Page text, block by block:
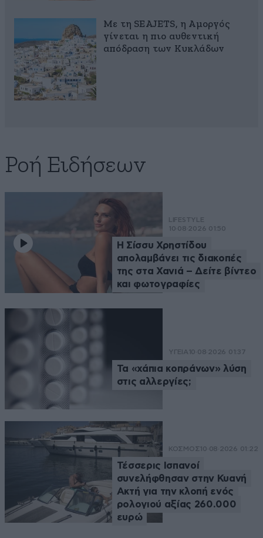
Με τη SEAJETS, η Αμοργός
γίνεται η πιο αυθεντική
απόδραση των Κυκλάδων
Ροή Ειδήσεων
LIFESTYLE
10·08·2026 01:50
Η Σίσσυ Χρηστίδου
απολαμβάνει τις διακοπές
της στα Χανιά – Δείτε βίντεο
και φωτογραφίες
ΥΓΕΙΑ 10·08·2026 01:37
Τα «χάπια κοπράνων» λύση
στις αλλεργίες;
ΚΟΣΜΟΣ 10·08·2026 01:22
Τέσσερις Ισπανοί
συνελήφθησαν στην Κυανή
Ακτή για την κλοπή ενός
ρολογιού αξίας 260.000
ευρώ